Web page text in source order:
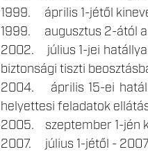
1999. április 1-jétől
1999. augusztus 2-ától a
2002. július 1-jei
biztonsági tiszti
2004. április 15-ei
helyettesi feladatok
2005. szeptember 1-jén
2007. július 1-jétől -